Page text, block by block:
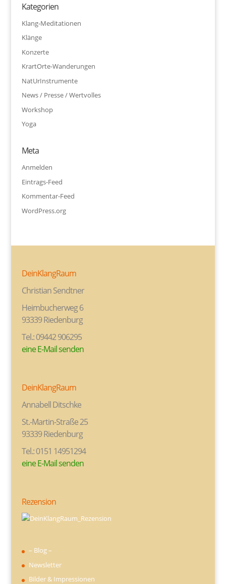
Kategorien
Klang-Meditationen
Klänge
Konzerte
KrartOrte-Wanderungen
NatUrInstrumente
News / Presse / Wertvolles
Workshop
Yoga
Meta
Anmelden
Eintrags-Feed
Kommentar-Feed
WordPress.org
DeinKlangRaum
Christian Sendtner
Heimbucherweg 6
93339 Riedenburg
Tel.: 09442 906295
eine E-Mail senden
DeinKlangRaum
Annabell Ditschke
St.-Martin-Straße 25
93339 Riedenburg
Tel.: 0151 14951294
eine E-Mail senden
Rezension
– Blog –
Newsletter
Bilder & Impressionen